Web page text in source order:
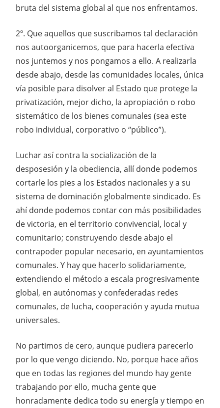
bruta del sistema global al que nos enfrentamos.
2º. Que aquellos que suscribamos tal declaración
nos autoorganicemos, que para hacerla efectiva
nos juntemos y nos pongamos a ello. A realizarla
desde abajo, desde las comunidades locales, única
vía posible para disolver al Estado que protege la
privatización, mejor dicho, la apropiación o robo
sistemático de los bienes comunales (sea este
robo individual, corporativo o “público”).
Luchar así contra la socialización de la
desposesión y la obediencia, allí donde podemos
cortarle los pies a los Estados nacionales y a su
sistema de dominación globalmente sindicado. Es
ahí donde podemos contar con más posibilidades
de victoria, en el territorio convivencial, local y
comunitario; construyendo desde abajo el
contrapoder popular necesario, en ayuntamientos
comunales. Y hay que hacerlo solidariamente,
extendiendo el método a escala progresivamente
global, en autónomas y confederadas redes
comunales, de lucha, cooperación y ayuda mutua
universales.
No partimos de cero, aunque pudiera parecerlo
por lo que vengo diciendo. No, porque hace años
que en todas las regiones del mundo hay gente
trabajando por ello, mucha gente que
honradamente dedica todo su energía y tiempo en